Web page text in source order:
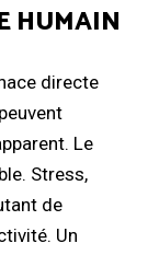
HUMAIN
directe
Le
Stress,
de
Un